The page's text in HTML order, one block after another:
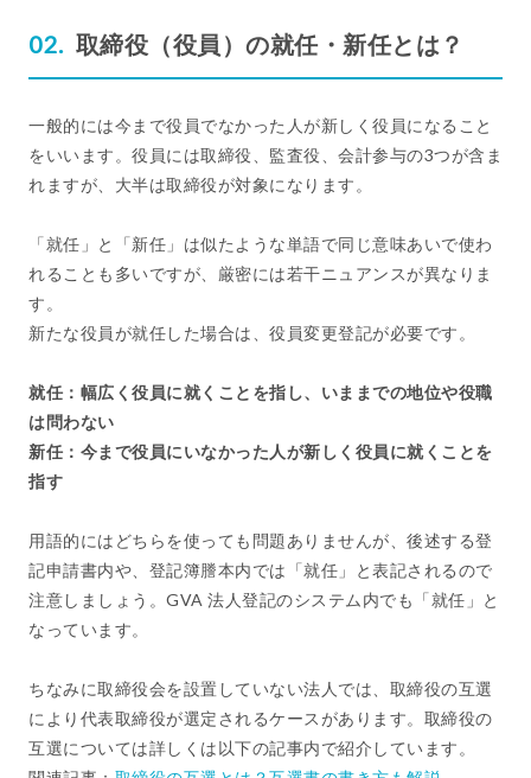
取締役（役員）の就任・新任とは？
一般的には今まで役員でなかった人が新しく役員になること
をいいます。役員には取締役、監査役、会計参与の3つが含ま
れますが、大半は取締役が対象になります。
「就任」と「新任」は似たような単語で同じ意味あいで使わ
れることも多いですが、厳密には若干ニュアンスが異なりま
す。
新たな役員が就任した場合は、役員変更登記が必要です。
就任：幅広く役員に就くことを指し、いままでの地位や役職
は問わない
新任：今まで役員にいなかった人が新しく役員に就くことを
指す
用語的にはどちらを使っても問題ありませんが、後述する登
記申請書内や、登記簿謄本内では「就任」と表記されるので
注意しましょう。GVA 法人登記のシステム内でも「就任」と
なっています。
ちなみに取締役会を設置していない法人では、取締役の互選
により代表取締役が選定されるケースがあります。取締役の
互選については詳しくは以下の記事内で紹介しています。